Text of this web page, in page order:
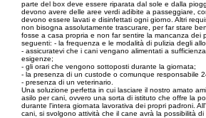
parte del box deve essere riparata dal sole e dalla
devono avere delle aree verdi adibite a passeggiare,
devono essere lavati e disinfettati ogni giorno. Altri
non bisogna assolutamente trascurare, per far stare
fosse a casa propria e non far sentire la mancanza dei
seguenti: - la frequenza e le modalità di pulizia degli
- assicuratevi che i cani vengano alimentati a
esigenze;
- gli orari che vengono sottoposti durante la giornata;
- la presenza di un custode o comunque responsabile
- presenza di un veterinario.
Una soluzione perfetta in cui lasciare il nostro amato
asilo per cani, ovvero una sorta di istituto che offre la
durante l'intera giornata lavorativa dei propri padroni.
cani, si svolgono attività che il cane avrà la possibilità di